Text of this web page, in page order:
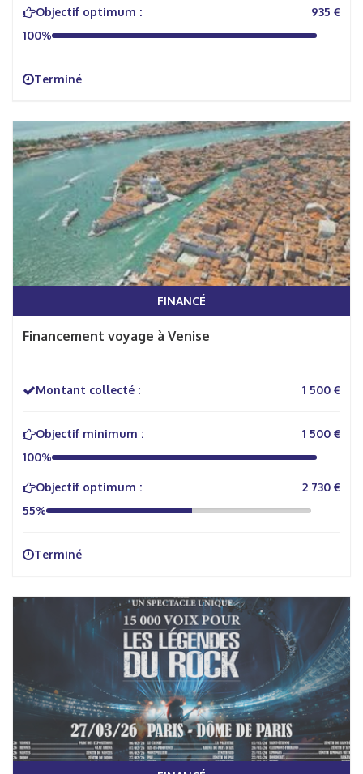
Objectif optimum :
935 €
100%
Terminé
FINANCÉ
Financement voyage à Venise
Montant collecté : 1 500 €
Objectif minimum :
1 500 €
100%
Objectif optimum :
2 730 €
55%
Terminé